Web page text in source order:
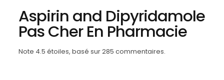
Aspirin and Dipyridamole
Pas Cher En Pharmacie
Note 4.5 étoiles, basé sur285 commentaires.